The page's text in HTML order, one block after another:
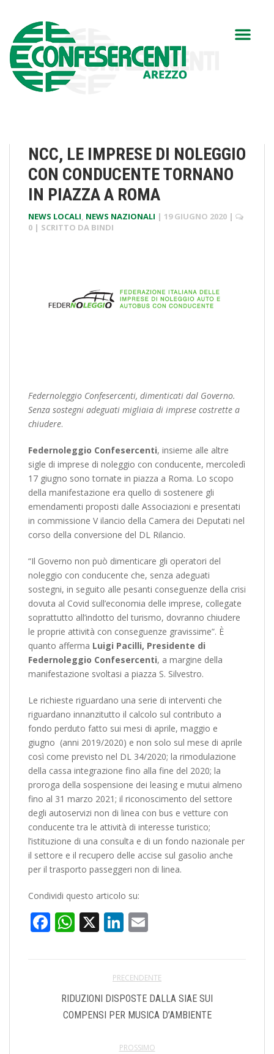
NCC, LE IMPRESE DI NOLEGGIO
CON CONDUCENTE TORNANO
IN PIAZZA A ROMA
NEWS LOCALI, NEWS NAZIONALI | 19 GIUGNO 2020 |
0 | SCRITTO DA BINDI
Federnoleggio Confesercenti, dimenticati dal Governo.
Senza sostegni adeguati migliaia di imprese costrette a
chiudere.
Federnoleggio Confesercenti, insieme alle altre
sigle di imprese di noleggio con conducente, mercoledì
17 giugno sono tornate in piazza a Roma. Lo scopo
della manifestazione era quello di sostenere gli
emendamenti proposti dalle Associazioni e presentati
in commissione V ilancio della Camera dei Deputati nel
corso della conversione del DL Rilancio.
“Il Governo non può dimenticare gli operatori del
noleggio con conducente che, senza adeguati
sostegni, in seguito alle pesanti conseguenze della crisi
dovuta al Covid sull’economia delle imprese, collegate
soprattutto all’indotto del turismo, dovranno chiudere
le proprie attività con conseguenze gravissime”. È
quanto afferma Luigi Pacilli, Presidente di
Federnoleggio Confesercenti, a margine della
manifestazione svoltasi a piazza S. Silvestro.
Le richieste riguardano una serie di interventi che
riguardano innanzitutto il calcolo sul contributo a
fondo perduto fatto sui mesi di aprile, maggio e
giugno (anni 2019/2020) e non solo sul mese di aprile
così come previsto nel DL 34/2020; la rimodulazione
della cassa integrazione fino alla fine del 2020; la
proroga della sospensione dei leasing e mutui almeno
fino al 31 marzo 2021; il riconoscimento del settore
degli autoservizi non di linea con bus e vetture con
conducente tra le attività di interesse turistico;
l’istituzione di una consulta e di un fondo nazionale per
il settore e il recupero delle accise sul gasolio anche
per il trasporto passeggeri non di linea.
Condividi questo articolo su:
Facebook
WhatsApp
X LinkedIn
PRECENDENTE
RIDUZIONI DISPOSTE DALLA SIAE SUI
COMPENSI PER MUSICA D’AMBIENTE
PROSSIMO